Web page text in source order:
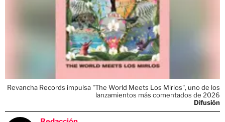
Revancha Records impulsa "The World Meets Los Mirlos", uno de los
lanzamientos más comentados de 2026
Difusión